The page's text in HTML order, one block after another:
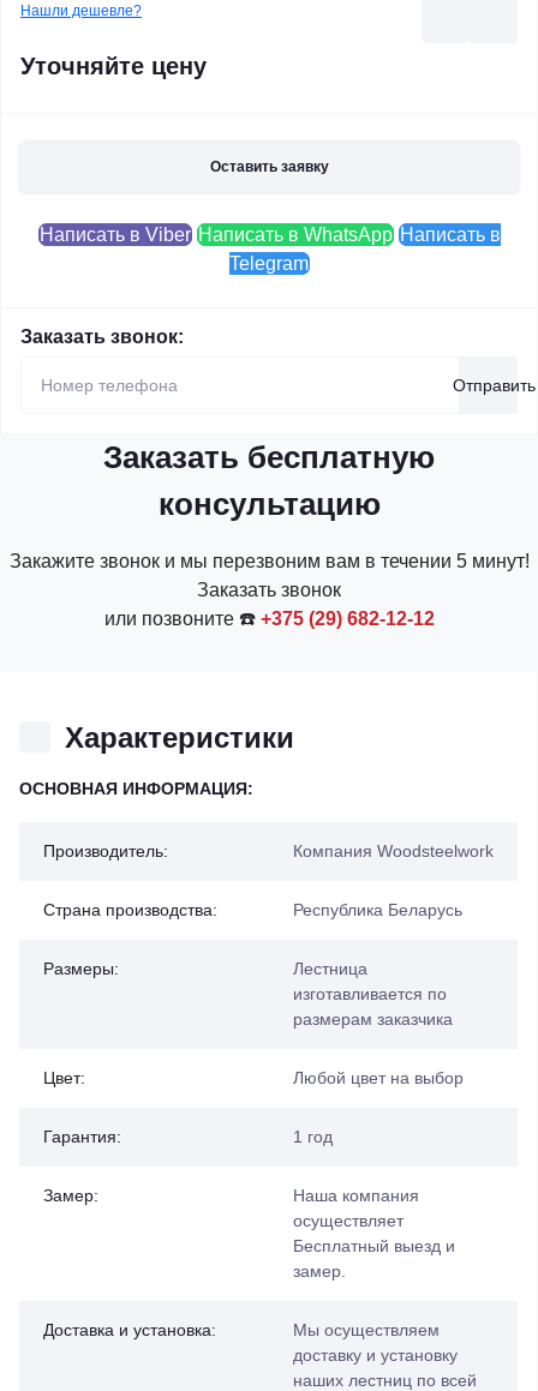
Нашли дешевле?
Уточняйте цену
Оставить заявку
Написать в Viber Написать в WhatsApp Написать в
Telegram
Заказать звонок:
Отправить
Заказать бесплатную
консультацию
Закажите звонок и мы перезвоним вам в течении 5 минут!
Заказать звонок
или позвоните ☎️ +375 (29) 682-12-12
Характеристики
ОСНОВНАЯ ИНФОРМАЦИЯ:
Производитель: Компания Woodsteelwork
Страна производства: Республика Беларусь
Размеры:
Лестница
изготавливается по
размерам заказчика
Цвет: Любой цвет на выбор
Гарантия: 1 год
Замер:
Наша компания
осуществляет
Бесплатный выезд и
замер.
Доставка и установка:
Мы осуществляем
доставку и установку
наших лестниц по всей